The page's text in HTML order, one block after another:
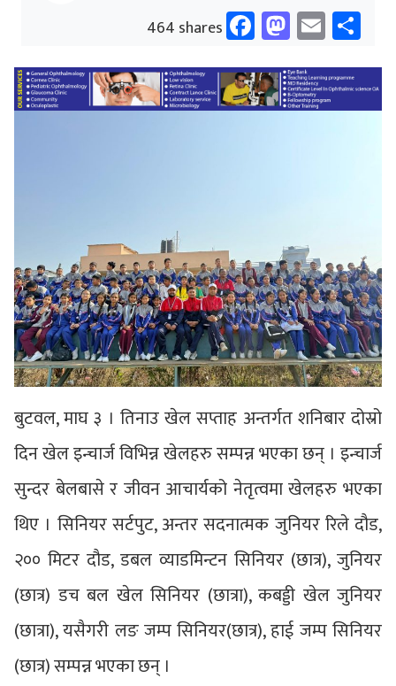
464 shares Facebook
Email
बुटवल, माघ ३ । तिनाउ खेल सप्ताह अन्तर्गत शनिबार दोस्रो
दिन खेल इन्चार्ज विभिन्न खेलहरु सम्पन्न भएका छन् । इन्चार्ज
सुन्दर बेलबासे र जीवन आचार्यको नेतृत्वमा खेलहरु भएका
थिए । सिनियर सर्टपुट, अन्तर सदनात्मक जुनियर रिले दौड,
२०० मिटर दौड, डबल व्याडमिन्टन सिनियर (छात्र), जुनियर
(छात्र) डच बल खेल सिनियर (छात्रा), कबड्डी खेल जुनियर
(छात्रा), यसैगरी लङ जम्प सिनियर(छात्र), हाई जम्प सिनियर
(छात्र) सम्पन्न भएका छन् ।